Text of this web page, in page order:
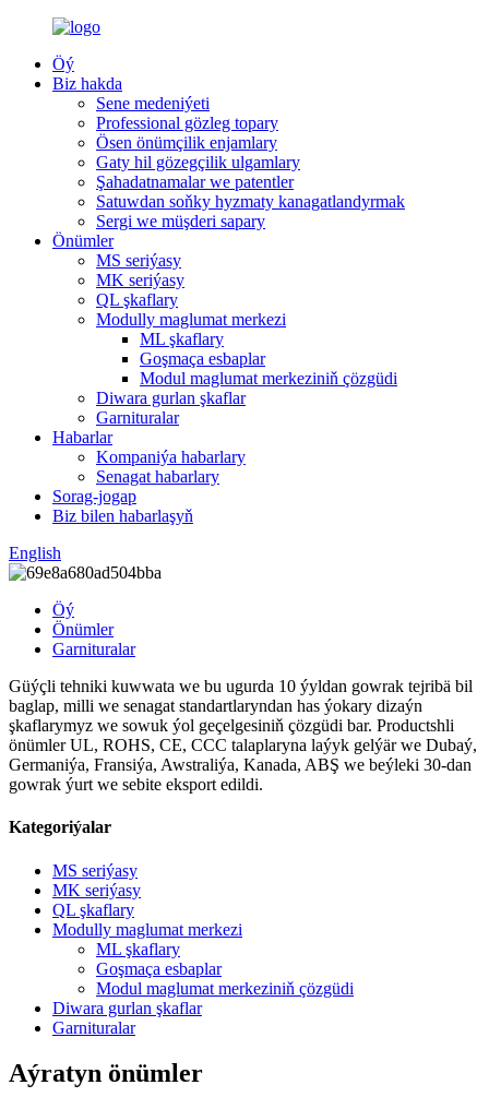
Öý
Biz hakda
Sene medeniýeti
Professional gözleg topary
Ösen önümçilik enjamlary
Gaty hil gözegçilik ulgamlary
Şahadatnamalar we patentler
Satuwdan soňky hyzmaty kanagatlandyrmak
Sergi we müşderi sapary
Önümler
MS seriýasy
MK seriýasy
QL şkaflary
Modully maglumat merkezi
ML şkaflary
Goşmaça esbaplar
Modul maglumat merkeziniň çözgüdi
Diwara gurlan şkaflar
Garnituralar
Habarlar
Kompaniýa habarlary
Senagat habarlary
Sorag-jogap
Biz bilen habarlaşyň
English
Öý
Önümler
Garnituralar
Güýçli tehniki kuwwata we bu ugurda 10 ýyldan gowrak tejribä bil
baglap, milli we senagat standartlaryndan has ýokary dizaýn
şkaflarymyz we sowuk ýol geçelgesiniň çözgüdi bar. Productshli
önümler UL, ROHS, CE, CCC talaplaryna laýyk gelýär we Dubaý,
Germaniýa, Fransiýa, Awstraliýa, Kanada, ABŞ we beýleki 30-dan
gowrak ýurt we sebite eksport edildi.
Kategoriýalar
MS seriýasy
MK seriýasy
QL şkaflary
Modully maglumat merkezi
ML şkaflary
Goşmaça esbaplar
Modul maglumat merkeziniň çözgüdi
Diwara gurlan şkaflar
Garnituralar
Aýratyn önümler